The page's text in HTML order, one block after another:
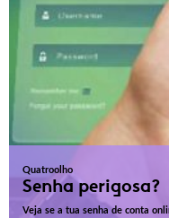
Quatroolho
Senha perigosa?
Veja se a tua senha de conta